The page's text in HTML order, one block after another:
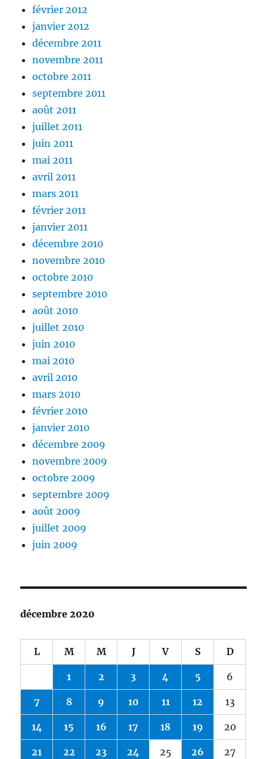
février 2012
janvier 2012
décembre 2011
novembre 2011
octobre 2011
septembre 2011
août 2011
juillet 2011
juin 2011
mai 2011
avril 2011
mars 2011
février 2011
janvier 2011
décembre 2010
novembre 2010
octobre 2010
septembre 2010
août 2010
juillet 2010
juin 2010
mai 2010
avril 2010
mars 2010
février 2010
janvier 2010
décembre 2009
novembre 2009
octobre 2009
septembre 2009
août 2009
juillet 2009
juin 2009
décembre 2020
L M M J V S D
1 2 3 4 5 6
7 8 9 10 11 12 13
14 15 16 17 18 19 20
21 22 23 24 25 26 27